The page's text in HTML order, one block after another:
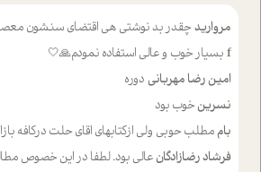
مروارید چقدر بد نوشتی هی اقتضای سنشون معصومانه این اون خلی؟نکنه تا چهل سالگی
f بسیار خوب و عالی استفاده نمودم🙏🤍
امین رضا مهربانی دوره
نسرینخوب بود
بام مطلب حوبی ولی ازکتابهای اقای حلت درکافه بازاریا مایکت میزاشتن رایگان خوب بود ولی هرکدام خلاصه شده ش تومجله از طریق سایت هم خوبه اینکه درزیر اخرصفحه
فرشاد رضازادگان عالی بود. لطفا در این خصوص مطالب و